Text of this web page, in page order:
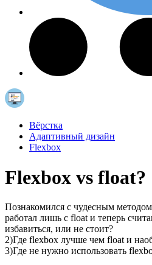
Вёрстка
Адаптивный дизайн
Flexbox
Flexbox vs float?
Познакомился с чудесным
работал лишь с float и теперь
избавиться, или не стоит?
2)Где flexbox лучше чем float и
3)Где не нужно использовать